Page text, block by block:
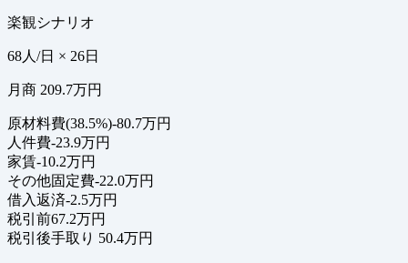
楽観シナリオ
68人/日 × 26日
月商 209.7万円
原材料費(38.5%)-80.7万円
人件費-23.9万円
家賃-10.2万円
その他固定費-22.0万円
借入返済-2.5万円
税引前67.2万円
税引後手取り 50.4万円